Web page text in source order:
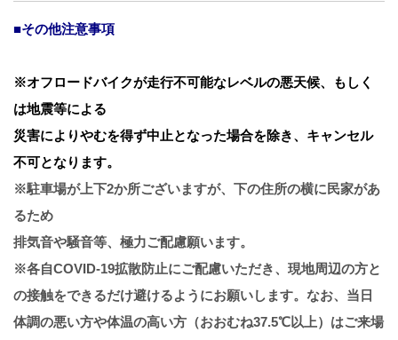
■その他注意事項
※オフロードバイクが走行不可能なレベルの悪天候、もしく
は地震等による
災害によりやむを得ず中止となった場合を除き、キャンセル
不可となります。
※駐車場が上下2か所ございますが、下の住所の横に民家があ
るため
排気音や騒音等、極力ご配慮願います。
※各自COVID-19拡散防止にご配慮いただき、現地周辺の方と
の接触をできるだけ避けるようにお願いします。なお、当日
体調の悪い方や体温の高い方（おおむね37.5℃以上）はご来場